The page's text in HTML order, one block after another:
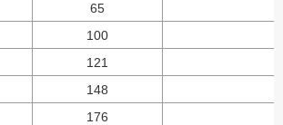
65
100
121
148
176